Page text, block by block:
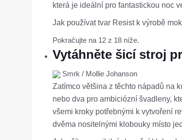
která je ideální pro fantastickou noc
Jak používat tvar Resist k výrobě
Pokračujte na 12 z 18 níže.
Vytáhněte šicí stroj
Smrk / Mollie Johanson
Zatímco většina z těchto nápadů na
nebo dva pro ambiciózní švadleny,
všemi kroky potřebnými k vytvoření
dvěma nositelnými klobouky místo